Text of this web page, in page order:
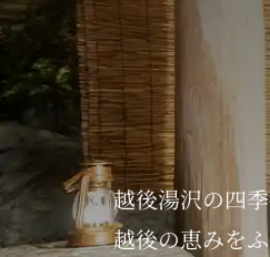
【改修工事のご案
平素よりリブマッ
この度、お客様に
誠に勝手ながら、
【期間】
2026年1月27日（
【営業時間】
越後湯沢の四
越後の恵みを